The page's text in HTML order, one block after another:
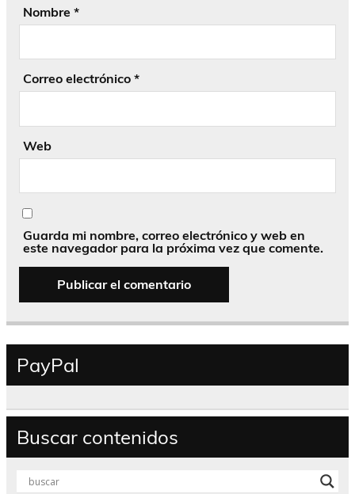
Nombre *
Correo electrónico *
Web
Guarda mi nombre, correo electrónico y web en
este navegador para la próxima vez que comente.
PayPal
Buscar contenidos